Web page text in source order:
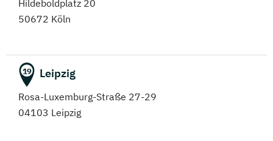
Hildeboldplatz 20
50672 Köln
19 Leipzig
Rosa-Luxemburg-Straße 27-29
04103 Leipzig